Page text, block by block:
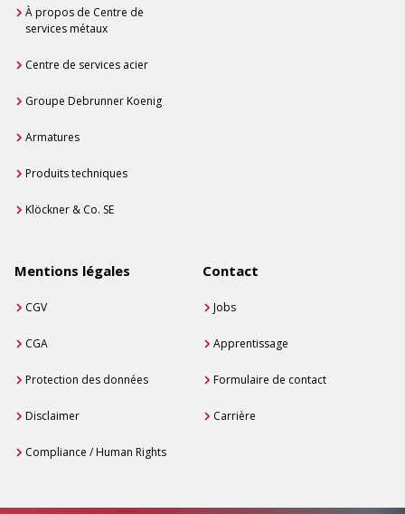
À propos de Centre de
services métaux
Centre de services acier
Groupe Debrunner Koenig
Armatures
Produits techniques
Klöckner & Co. SE
Mentions légales
CGV
CGA
Protection des données
Disclaimer
Compliance / Human Rights
Contact
Jobs
Apprentissage
Formulaire de contact
Carrière